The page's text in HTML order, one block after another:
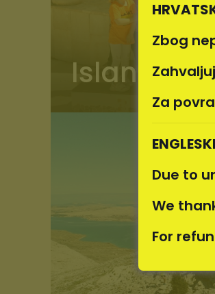
Island
Zbog
Za
ENGLESKI
Due to
We
For